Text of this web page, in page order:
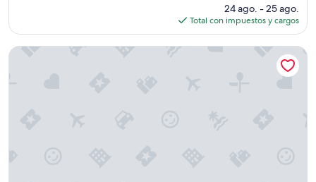
precio
actual
es
de
24 ago. - 25 ago.
Total con impuestos y cargos
Silver Spruce Inn